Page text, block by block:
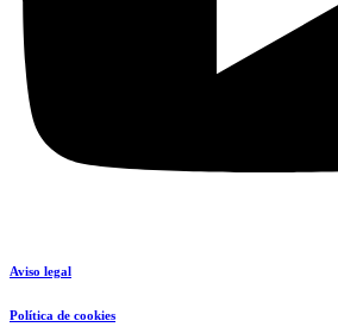
Aviso legal
Política de cookies